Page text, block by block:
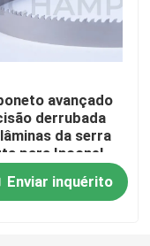
fita
do metal
avançado
derrubada
da serra
para Inconel
Enviar inquérito